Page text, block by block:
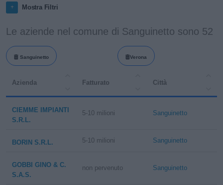
Mostra Filtri
Le aziende nel comune di Sanguinetto sono 52
Sanguinetto Verona
Azienda Fatturato Città
CIEMME IMPIANTI
S.R.L.
5-10 milioni Sanguinetto
BORIN S.R.L. 5-10 milioni Sanguinetto
GOBBI GINO & C.
S.A.S.
non pervenuto Sanguinetto